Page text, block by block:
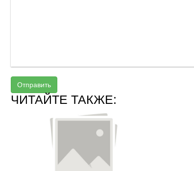
Отправить
ЧИТАЙТЕ ТАКЖЕ: